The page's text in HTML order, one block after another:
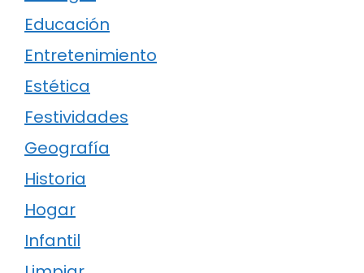
Educación
Entretenimiento
Estética
Festividades
Geografía
Historia
Hogar
Infantil